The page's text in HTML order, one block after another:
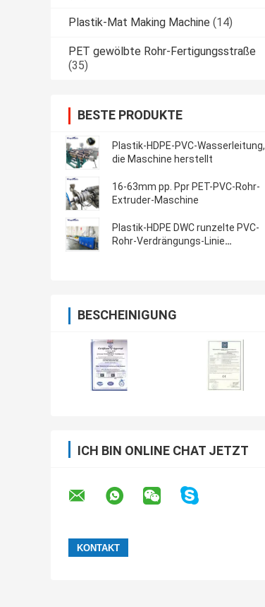
Plastik-Mat Making Machine (14)
PET gewölbte Rohr-Fertigungsstraße
(35)
BESTE PRODUKTE
Plastik-HDPE-PVC-Wasserleitung,
die Maschine herstellt
16-63mm pp. Ppr PET-PVC-Rohr-
Extruder-Maschine
Plastik-HDPE DWC runzelte PVC-
Rohr-Verdrängungs-Linie
BESCHEINIGUNG
ICH BIN ONLINE CHAT JETZT